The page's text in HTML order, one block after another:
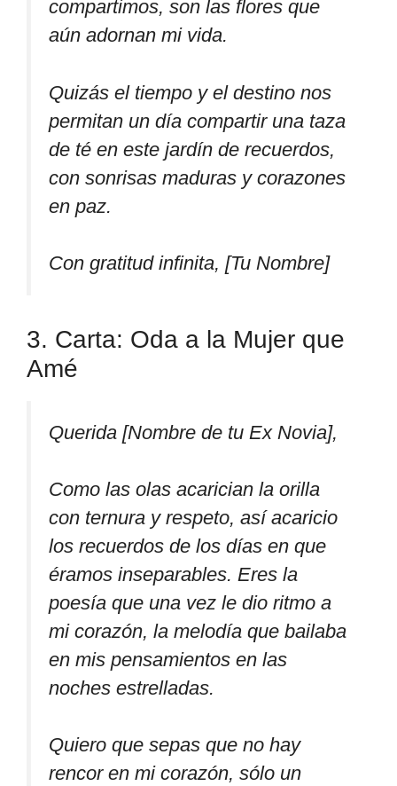
compartimos, son las flores que
aún adornan mi vida.
Quizás el tiempo y el destino nos
permitan un día compartir una taza
de té en este jardín de recuerdos,
con sonrisas maduras y corazones
en paz.
Con gratitud infinita, [Tu Nombre]
3. Carta: Oda a la Mujer que
Amé
Querida [Nombre de tu Ex Novia],
Como las olas acarician la orilla
con ternura y respeto, así acaricio
los recuerdos de los días en que
éramos inseparables. Eres la
poesía que una vez le dio ritmo a
mi corazón, la melodía que bailaba
en mis pensamientos en las
noches estrelladas.
Quiero que sepas que no hay
rencor en mi corazón, sólo un